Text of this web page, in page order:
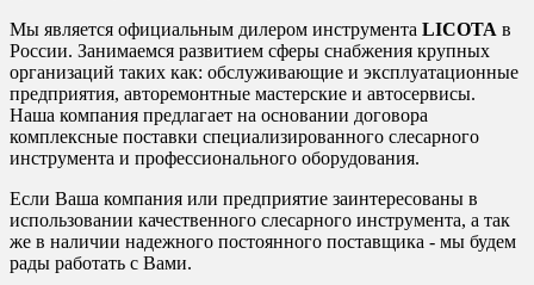
Мы является официальным дилером инструмента LICOTA в
России. Занимаемся развитием сферы снабжения крупных
организаций таких как: обслуживающие и эксплуатационные
предприятия, авторемонтные мастерские и автосервисы.
Наша компания предлагает на основании договора
комплексные поставки специализированного слесарного
инструмента и профессионального оборудования.
Если Ваша компания или предприятие заинтересованы в
использовании качественного слесарного инструмента, а так
же в наличии надежного постоянного поставщика - мы будем
рады работать с Вами.